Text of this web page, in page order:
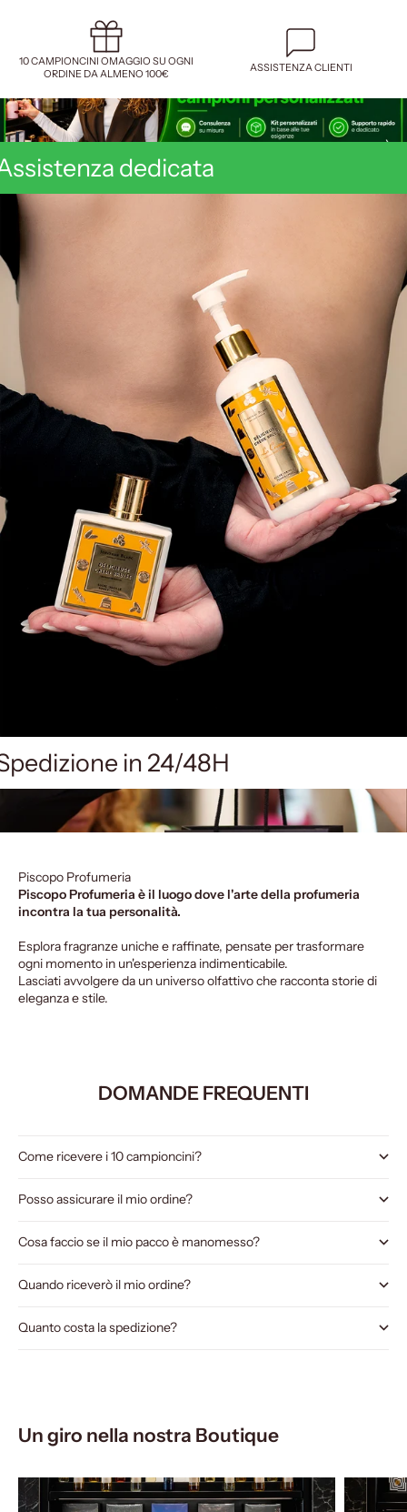
10 CAMPIONCINI OMAGGIO SU OGNI
ORDINE DA ALMENO 100€
ASSISTENZA CLIENTI
dedicata
in 24/48H
Piscopo Profumeria
Piscopo Profumeria è il luogo dove l'arte della profumeria
incontra la tua personalità.
Esplora fragranze uniche e raffinate, pensate per trasformare
ogni momento in un'esperienza indimenticabile.
Lasciati avvolgere da un universo olfattivo che racconta storie di
eleganza e stile.
DOMANDE FREQUENTI
Come ricevere i 10 campioncini?
Posso assicurare il mio ordine?
Cosa faccio se il mio pacco è manomesso?
Quando riceverò il mio ordine?
Quanto costa la spedizione?
Un giro nella nostra Boutique